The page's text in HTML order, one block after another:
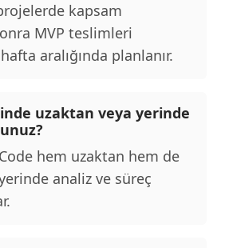
kapsam
MVP teslimleri
aralığında planlanır.
uzaktan veya yerinde
hem uzaktan hem de
analiz ve süreç